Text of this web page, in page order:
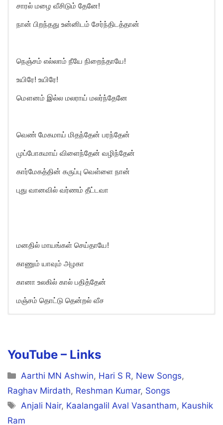
சாரல் மழை வீசிடும் தேனே!
நான் பிறந்தது உன்னிடம் சேர்ந்திடத்தான்
நெஞ்சம் எல்லாம் நீயே நிறைந்தாயே!
உயிரே! உயிரே!
மௌனம் இல்ல மலராய் மலர்ந்தேனே
வெண் மேகமாய் மிதந்தேன் பரந்தேன்
முப்போகமாய் விளைந்தேன் வழிந்தேன்
கார்மேகத்தின் கருப்பு வெள்ளை நான்
புது வானவில் வர்ணம் தீட்டவா
மனதில் மாயங்கள் செய்தாயே!
காணும் யாவும் அழகா
கானா உலகில் கால் பதித்தேன்
மஞ்சம் தொட்டு தென்றல் வீச
Pennai Vandha Kanave!
Mannil Undhan Pozhival
En Nenjam Nanigiradhey
YouTube – Links
Categories
Aarthi MN Ashwin, Hari S R, New Songs,
Raghav Mirdath, Reshman Kumar, Songs
Tags
Anjali Nair, Kaalangalil Aval Vasantham, Kaushik
Ram